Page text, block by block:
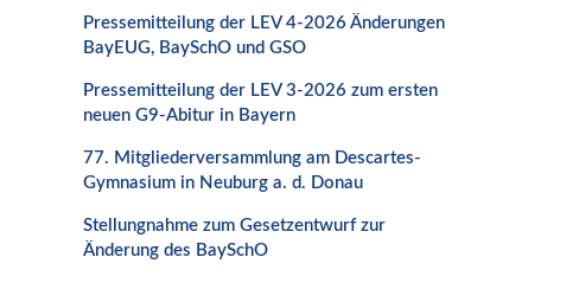
Pressemitteilung der LEV 4-2026 Änderungen
BayEUG, BaySchO und GSO
Pressemitteilung der LEV 3-2026 zum ersten
neuen G9-Abitur in Bayern
77. Mitgliederversammlung am Descartes-
Gymnasium in Neuburg a. d. Donau
Stellungnahme zum Gesetzentwurf zur
Änderung des BaySchO